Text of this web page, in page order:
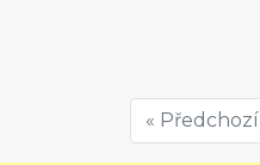
« Předchozí